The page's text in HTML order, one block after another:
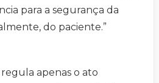
para a segurança da
do paciente.”
apenas o ato